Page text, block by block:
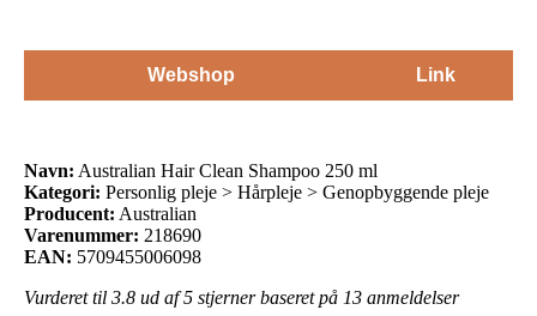
Webshop Link
Navn: Australian Hair Clean Shampoo 250 ml
Kategori: Personlig pleje > Hårpleje > Genopbyggende pleje
Producent: Australian
Varenummer: 218690
EAN: 5709455006098
Vurderet til 3.8 ud af 5 stjerner baseret på 13 anmeldelser